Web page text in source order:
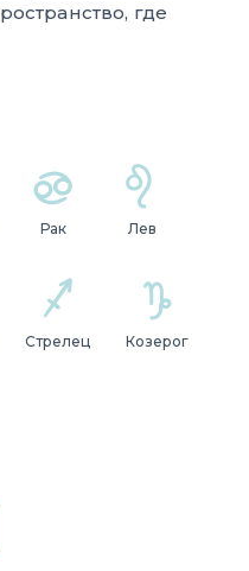
где
Рак Лев
Стрелец Козерог